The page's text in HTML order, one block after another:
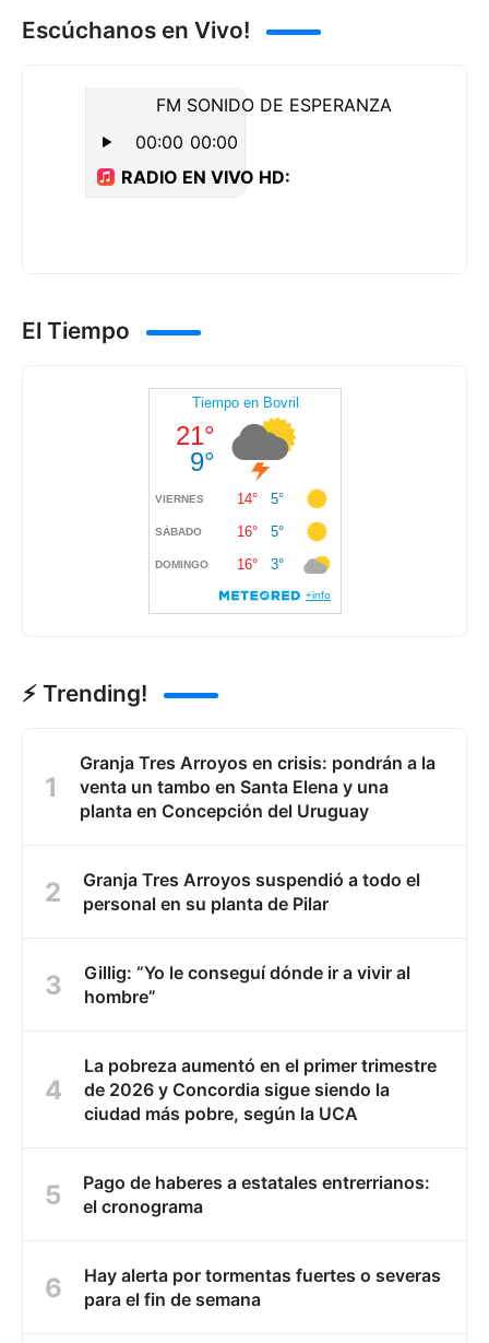
Escúchanos en Vivo!
El Tiempo
⚡ Trending!
Granja Tres Arroyos en crisis: pondrán a la
venta un tambo en Santa Elena y una
planta en Concepción del Uruguay
Granja Tres Arroyos suspendió a todo el
personal en su planta de Pilar
Gillig: “Yo le conseguí dónde ir a vivir al
hombre”
La pobreza aumentó en el primer trimestre
de 2026 y Concordia sigue siendo la
ciudad más pobre, según la UCA
Pago de haberes a estatales entrerrianos:
el cronograma
Hay alerta por tormentas fuertes o severas
para el fin de semana